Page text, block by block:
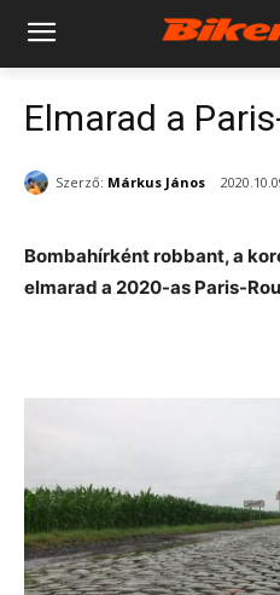
Elmarad a
Szerző: Márkus János
Bombahírként robbant, a
elmarad a 2020-as Paris-